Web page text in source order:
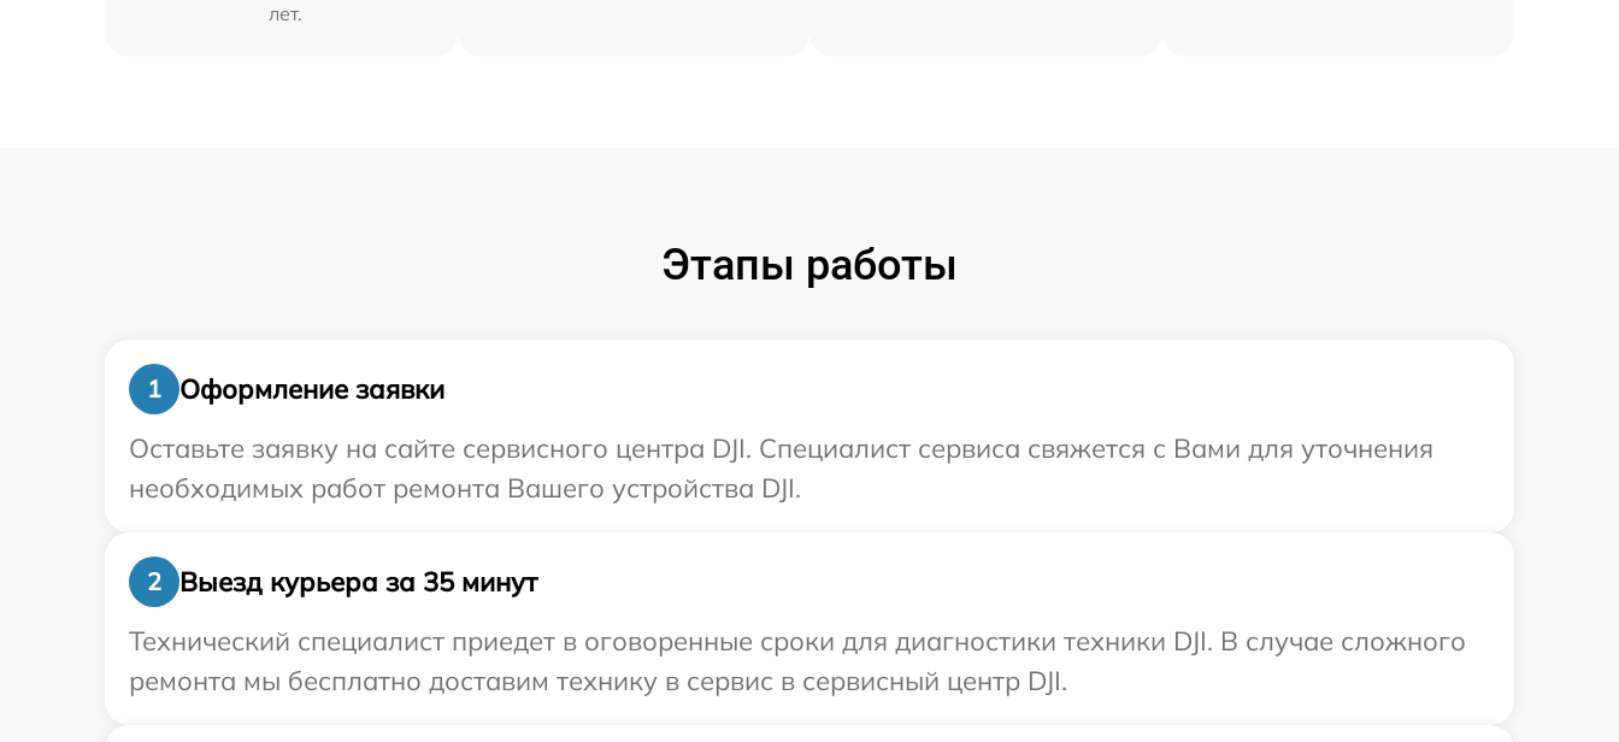
лет.
Этапы работы
1
Оформление заявки
Оставьте заявку на сайте сервисного центра DJI. Специалист сервиса свяжется с Вами для уточнения
необходимых работ ремонта Вашего устройства DJI.
2
Выезд курьера за 35 минут
Технический специалист приедет в оговоренные сроки для диагностики техники DJI. В случае сложного
ремонта мы бесплатно доставим технику в сервис в сервисный центр DJI.